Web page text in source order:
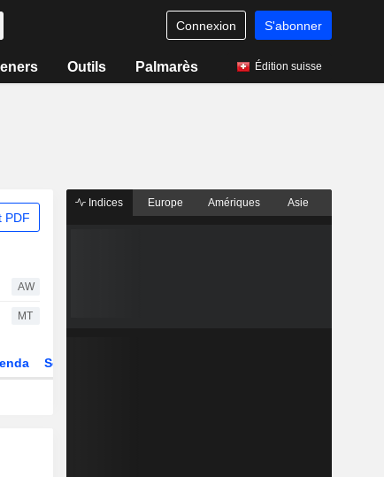
Connexion S'abonner
Outils Palmarès Édition suisse
PDF
AW
MT
Secteur
Indices Europe Amériques Asie